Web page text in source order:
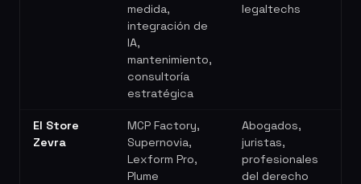
medida,
integración de
IA,
mantenimiento,
consultoría
estratégica
legaltechs
El Store
Zevra
MCP Factory,
Supernovia,
Lexform Pro,
Plume
Abogados,
juristas,
profesionales
del derecho